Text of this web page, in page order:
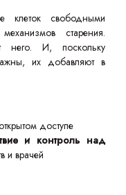
клеток свободными
старения.
него. И, поскольку
их добавляют в
доступе
и контроль над
и врачей